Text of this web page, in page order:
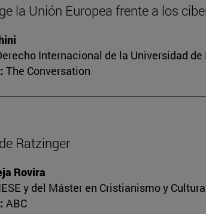
la Unión Europea frente a los
Internacional de la Universidad de
The Conversation
Ratzinger
Rovira
y del Máster en Cristianismo y
ABC